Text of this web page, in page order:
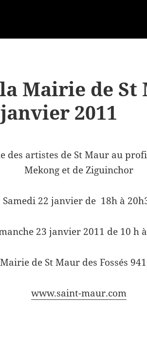
Mairie de St
2011
des artistes de St Maur au
Mekong et de Ziguinchor
Samedi 22 janvier de 18h à
23 janvier 2011 de 10 h
Mairie de St Maur des Fossés
www.saint-maur.com